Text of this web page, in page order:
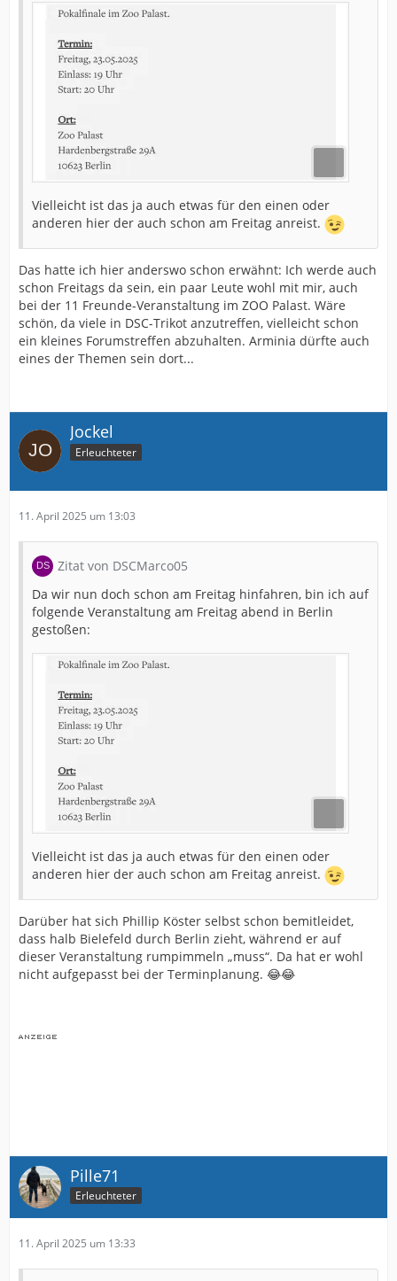
Vielleicht ist das ja auch etwas für den einen oder
anderen hier der auch schon am Freitag anreist.
Das hatte ich hier anderswo schon erwähnt: Ich werde auch
schon Freitags da sein, ein paar Leute wohl mit mir, auch
bei der 11 Freunde-Veranstaltung im ZOO Palast. Wäre
schön, da viele in DSC-Trikot anzutreffen, vielleicht schon
ein kleines Forumstreffen abzuhalten. Arminia dürfte auch
eines der Themen sein dort...
Jockel
Erleuchteter
11. April 2025 um 13:03
Zitat von DSCMarco05
Da wir nun doch schon am Freitag hinfahren, bin ich auf
folgende Veranstaltung am Freitag abend in Berlin
gestoßen:
Vielleicht ist das ja auch etwas für den einen oder
anderen hier der auch schon am Freitag anreist.
Darüber hat sich Phillip Köster selbst schon bemitleidet,
dass halb Bielefeld durch Berlin zieht, während er auf
dieser Veranstaltung rumpimmeln „muss“. Da hat er wohl
nicht aufgepasst bei der Terminplanung. 😂😂
Pille71
Erleuchteter
11. April 2025 um 13:33